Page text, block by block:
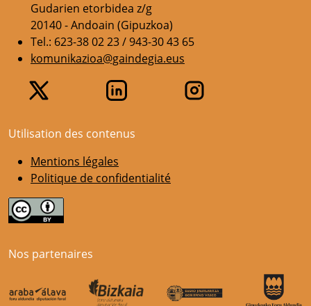
Gudarien etorbidea z/g
20140 - Andoain (Gipuzkoa)
Tel.: 623-38 02 23 / 943-30 43 65
komunikazioa@gaindegia.eus
Utilisation des contenus
Mentions légales
Politique de confidentialité
Nos partenaires